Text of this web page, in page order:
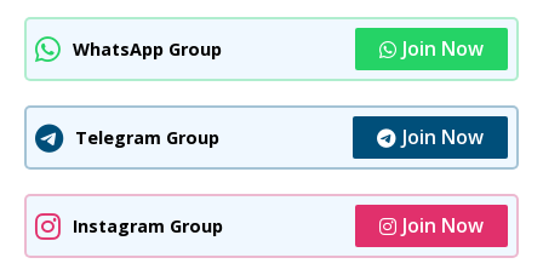
WhatsApp Group Join Now
Telegram Group Join Now
Instagram Group Join Now